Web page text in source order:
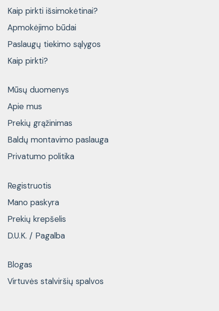
Kaip pirkti išsimokėtinai?
Apmokėjimo būdai
Paslaugų tiekimo sąlygos
Kaip pirkti?
Mūsų duomenys
Apie mus
Prekių grąžinimas
Baldų montavimo paslauga
Privatumo politika
Registruotis
Mano paskyra
Prekių krepšelis
D.U.K. / Pagalba
Blogas
Virtuvės stalviršių spalvos